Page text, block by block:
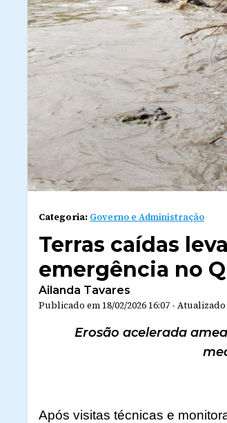
Categoria: Governo e Administração
Terras caídas
emergência no
Ailanda Tavares
Publicado em 18/02/2026 16:07 - Atualizado
Erosão acelerada
Após visitas técnicas e